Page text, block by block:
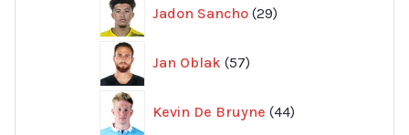
Jadon Sancho 29
produkter
Jan Oblak 57
produkter
Kevin De Bruyne 44
produkter